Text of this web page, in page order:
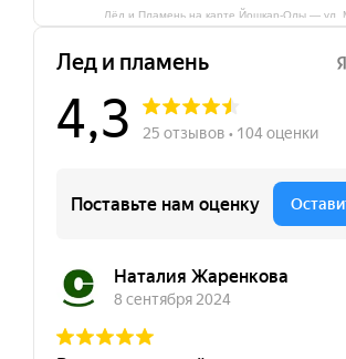
Лёд и Пламень на карте Йошкар‑Олы — ул.